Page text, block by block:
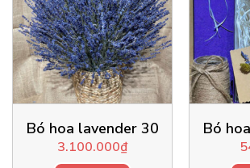
Bó hoa lavender 30
3.100.000₫
Bó